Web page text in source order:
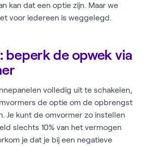
kan dat een optie zijn. Maar we
voor iedereen is weggelegd.
beperk de opwek via
volledig uit te schakelen,
de optie om de opbrengst
Je kunt de omvormer zo instellen
slechts 10% van het vermogen
je dat je bij een negatieve